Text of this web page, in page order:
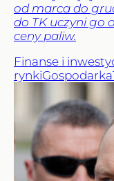
od marca do
do TK uczyni go
ceny paliw.
Finanse i
rynkiGospodarka